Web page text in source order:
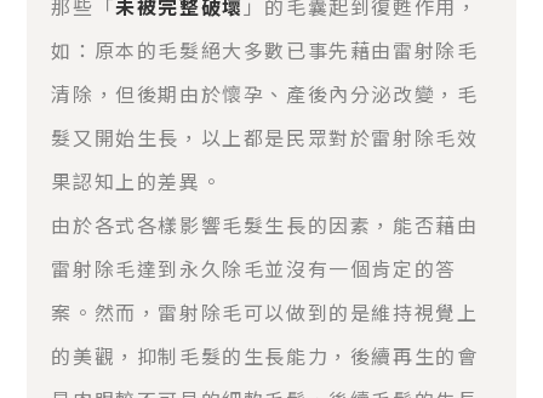
那些「未被完整破壞 」的毛囊起到復甦作用，
如：原本的毛髮絕大多數已事先藉由雷射除毛
清除，但後期由於懷孕、產後內分泌改變，毛
髮又開始生長，以上都是民眾對於雷射除毛效
果認知上的差異。
由於各式各樣影響毛髮生長的因素，能否藉由
雷射除毛達到永久除毛並沒有一個肯定的答
案。然而，雷射除毛可以做到的是維持視覺上
的美觀，抑制毛髮的生長能力，後續再生的會